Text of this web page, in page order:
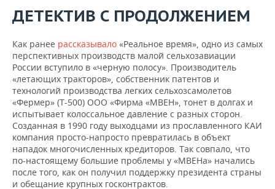
ДЕТЕКТИВ С ПРОДОЛЖЕНИЕМ
Как ранее рассказывало «Реальное время», одно из самых
перспективных производств малой сельхозавиации
России вступило в «черную полосу». Производитель
«летающих тракторов», собственник патентов и
технологий производства легких сельхозсамолетов
«Фермер» (Т-500) ООО «Фирма «МВЕН», тонет в долгах и
испытывает колоссальное давление с разных сторон.
Созданная в 1990 году выходцами из прославленного КАИ
компания просто-напросто превратилась в объект
нападок многочисленных кредиторов. Так совпало, что
по-настоящему большие проблемы у «МВЕНа» начались
после того, как он получил поддержку президента страны
и обещание крупных госконтрактов.